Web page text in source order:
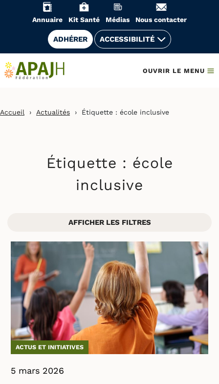
Annuaire Kit Santé Médias Nous contacter
ADHÉRER ACCESSIBILITÉ
OUVRIR LE MENU
Accueil › Actualités › Étiquette : école inclusive
Étiquette : école
inclusive
AFFICHER LES FILTRES
ACTUS ET INITIATIVES
5 mars 2026